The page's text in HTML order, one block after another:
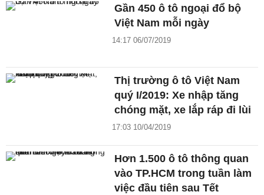
Gần 450 ô tô ngoại đổ bộ
Việt Nam mỗi ngày
14:17 06/07/2019
Thị trường ô tô Việt Nam
quý I/2019: Xe nhập tăng
chóng mặt, xe lắp ráp đi lùi
17:03 10/04/2019
Hơn 1.500 ô tô thông quan
vào TP.HCM trong tuần làm
việc đầu tiên sau Tết